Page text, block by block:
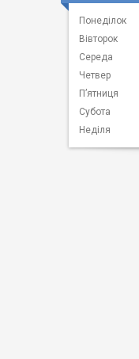
Понеділок
Вівторок
Середа
Четвер
Пʼятниця
Субота
Неділя